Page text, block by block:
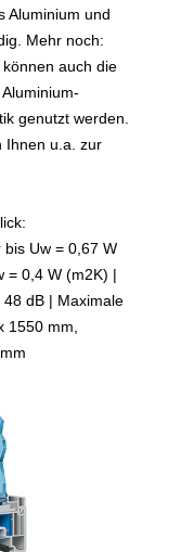
Aluminium und
Mehr noch:
auch die
genutzt werden.
Ihnen u.a. zur
Uw = 0,67 W
= 0,4 W (m2K) |
dB | Maximale
1550 mm,